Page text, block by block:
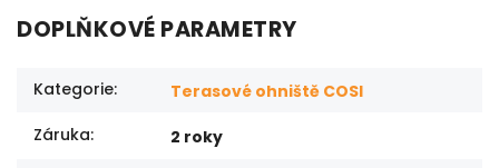
DOPLŇKOVÉ PARAMETRY
Kategorie:
Terasové ohniště COSI
Záruka:
2 roky